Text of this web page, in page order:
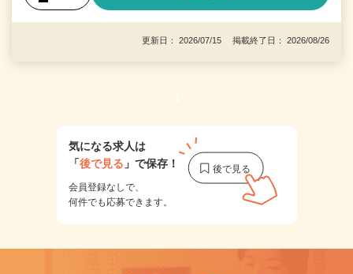
更新日： 2026/07/15 掲載終了日： 2026/08/26
1
気になる求人は
「後で見る 」で保存！
会員登録なしで、
何件でも応募できます。